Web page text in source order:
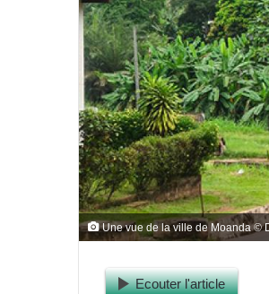
Une vue de la ville de Moanda ©
Ecouter l'article